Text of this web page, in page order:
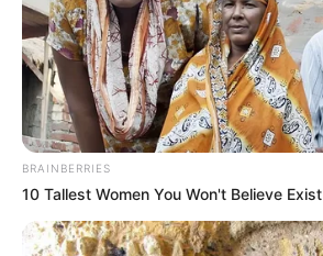
BRAINBERRIES
10 Tallest Women You Won't Believe Exist